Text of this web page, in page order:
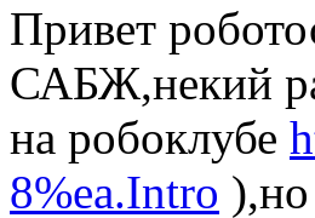
Привет
САБЖ,некий
на робоклубе
8%ea.Intro